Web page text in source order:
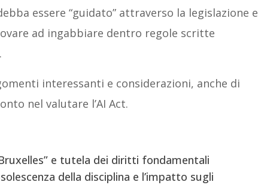
essere “guidato” attraverso la legislazione e
ad ingabbiare dentro regole scritte
interessanti e considerazioni, anche di
nel valutare l’AI Act.
e tutela dei diritti fondamentali
della disciplina e l’impatto sugli